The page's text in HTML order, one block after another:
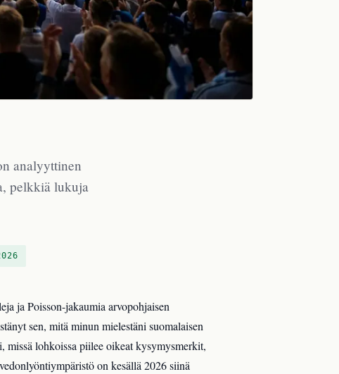
analyyttinen
pelkkiä lukuja
ja Poisson-jakaumia arvopohjaisen
sen, mitä minun mielestäni suomalaisen
missä lohkoissa piilee oikeat kysymysmerkit,
on kesällä 2026 siinä